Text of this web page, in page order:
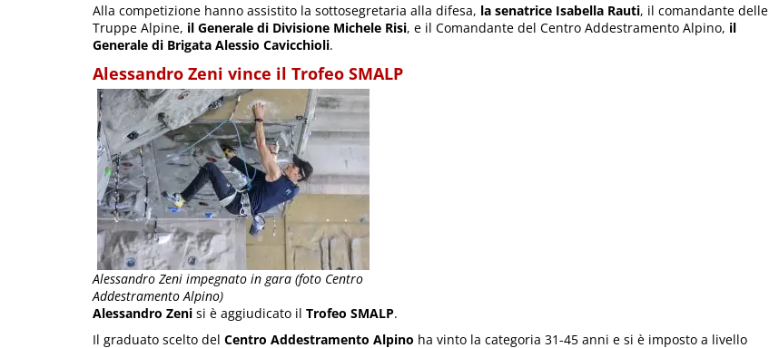
Alla competizione hanno assistito la sottosegretaria alla difesa, la senatrice Isabella Rauti, il comandante delle
Truppe Alpine, il Generale di Divisione Michele Risi, e il Comandante del Centro Addestramento Alpino, il
Generale di Brigata Alessio Cavicchioli.
Alessandro Zeni vince il Trofeo SMALP
Alessandro Zeni impegnato in gara (foto Centro
Addestramento Alpino)
Alessandro Zeni si è aggiudicato il Trofeo SMALP.
Il graduato scelto del Centro Addestramento Alpino ha vinto la categoria 31-45 anni e si è imposto a livello